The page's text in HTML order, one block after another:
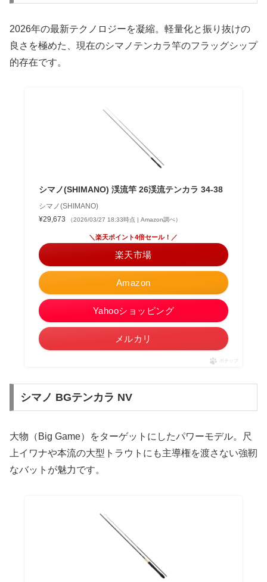
2026年の最新テクノロジーを凝縮。軽量化と振り抜けの
良さを極めた、現在のシマノテンカラ竿のフラッグシップ
的存在です。
シマノ(SHIMANO) 渓流竿 26渓流テンカラ 34-38
シマノ(SHIMANO)
¥29,673
（2026/03/27 18:33時点 | Amazon調べ）
Amazon
＼楽天ポイント4倍セール！／
楽天市場
Yahooショッピング
メルカリ
ポチップ
シマノ BGテンカラ NV
大物（Big Game）をターゲットにしたパワーモデル。尺
上イワナや本流の大型トラウトにも主導権を渡さない強靭
なバットが魅力です。